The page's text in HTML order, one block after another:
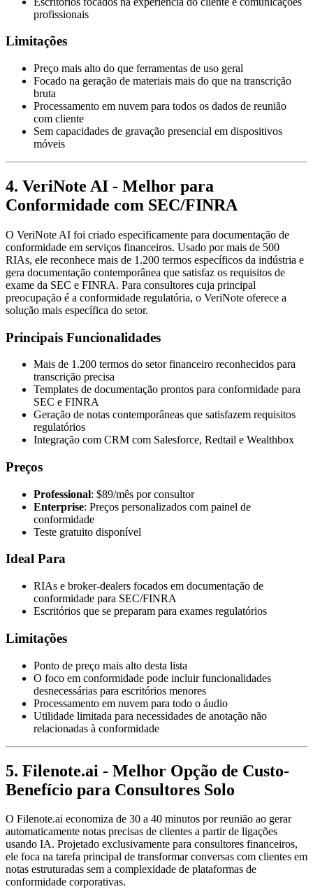
profissionais
Limitações
Preço mais alto do que ferramentas de uso geral
Focado na geração de materiais mais do que na transcrição
bruta
Processamento em nuvem para todos os dados de reunião
com cliente
Sem capacidades de gravação presencial em dispositivos
móveis
4. VeriNote AI - Melhor para
Conformidade com SEC/FINRA
O VeriNote AI foi criado especificamente para documentação de
conformidade em serviços financeiros. Usado por mais de 500
RIAs, ele reconhece mais de 1.200 termos específicos da indústria e
gera documentação contemporânea que satisfaz os requisitos de
exame da SEC e FINRA. Para consultores cuja principal
preocupação é a conformidade regulatória, o VeriNote oferece a
solução mais específica do setor.
Principais Funcionalidades
Mais de 1.200 termos do setor financeiro reconhecidos para
transcrição precisa
Templates de documentação prontos para conformidade para
SEC e FINRA
Geração de notas contemporâneas que satisfazem requisitos
regulatórios
Integração com CRM com Salesforce, Redtail e Wealthbox
Preços
Professional: $89/mês por consultor
Enterprise: Preços personalizados com painel de
conformidade
Teste gratuito disponível
Ideal Para
RIAs e broker-dealers focados em documentação de
conformidade para SEC/FINRA
Escritórios que se preparam para exames regulatórios
Limitações
Ponto de preço mais alto desta lista
O foco em conformidade pode incluir funcionalidades
desnecessárias para escritórios menores
Processamento em nuvem para todo o áudio
Utilidade limitada para necessidades de anotação não
relacionadas à conformidade
5. Filenote.ai - Melhor Opção de Custo-
Benefício para Consultores Solo
O Filenote.ai economiza de 30 a 40 minutos por reunião ao gerar
automaticamente notas precisas de clientes a partir de ligações
usando IA. Projetado exclusivamente para consultores financeiros,
ele foca na tarefa principal de transformar conversas com clientes em
notas estruturadas sem a complexidade de plataformas de
conformidade corporativas.